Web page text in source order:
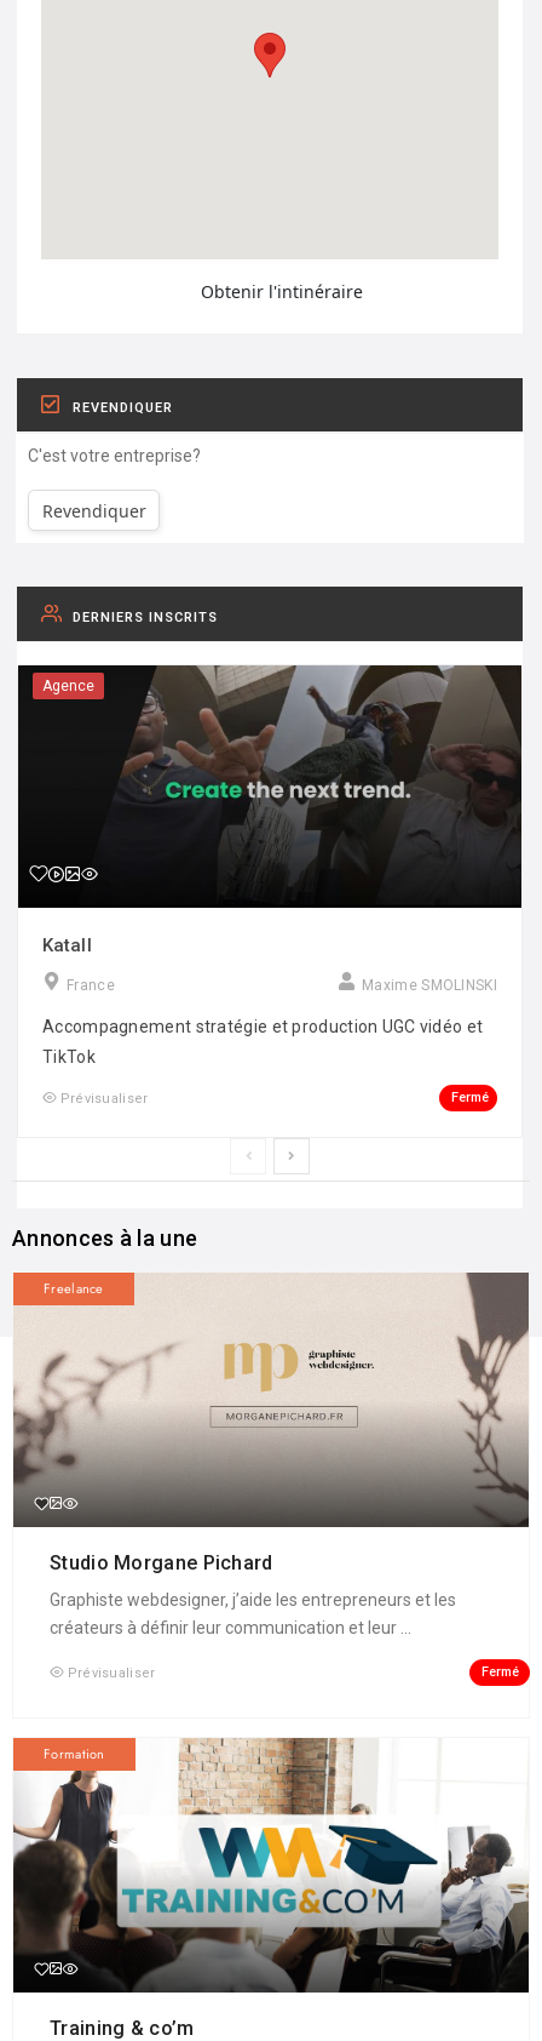
Obtenir l'intinéraire
REVENDIQUER
C'est votre entreprise?
Revendiquer
DERNIERS INSCRITS
Agence
Katall
France Maxime SMOLINSKI
Accompagnement stratégie et production UGC vidéo et
TikTok
Prévisualiser Fermé
Annonces à la une
Freelance
Studio Morgane Pichard
Graphiste webdesigner, j’aide les entrepreneurs et les
créateurs à définir leur communication et leur ...
Prévisualiser Fermé
Formation
Training & co’m